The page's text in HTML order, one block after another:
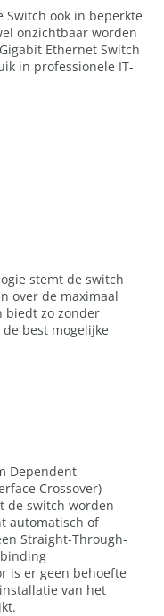
ook in beperkte
onzichtbaar worden
Ethernet Switch
in professionele IT-
stemt de switch
over de maximaal
biedt zo zonder
best mogelijke
Dependent
Crossover)
de switch worden
automatisch of
Straight-Through-
is er geen behoefte
van het